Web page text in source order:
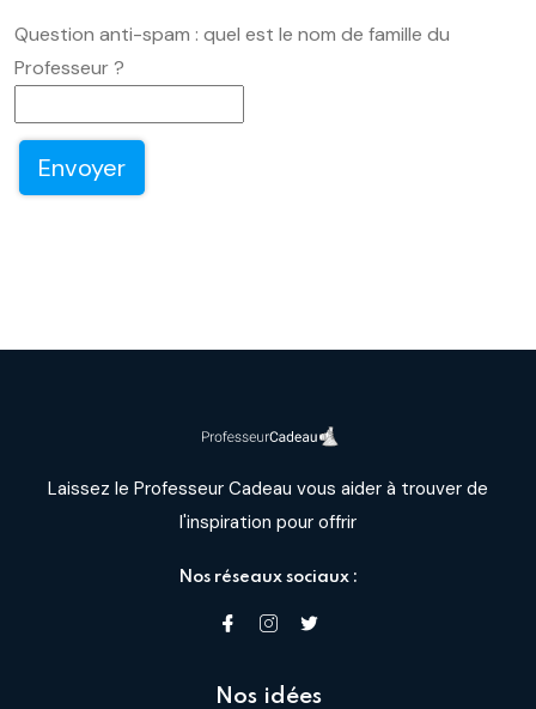
Question anti-spam : quel est le nom de famille du
Professeur ?
Laissez le Professeur Cadeau vous aider à trouver de
l'inspiration pour offrir
Nos réseaux sociaux :
Nos idées